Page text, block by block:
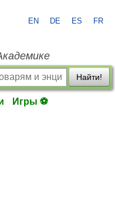
EN DE ES FR
Найти!
Игры ⚽